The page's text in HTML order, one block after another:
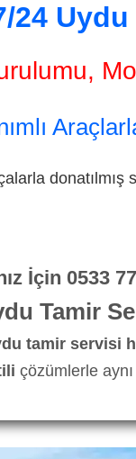
donatılmış
İçin 0533
Tamir
tamir servisi
çözümlerle